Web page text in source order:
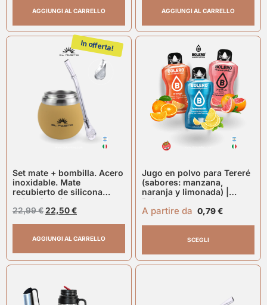
AGGIUNGI AL CARRELLO AGGIUNGI AL CARRELLO
In offerta!
Set mate + bombilla. Acero
inoxidable. Mate
recubierto de silicona
color: Caqui
22,99€22,50€
AGGIUNGI AL CARRELLO
Jugo en polvo para Tereré
(sabores: manzana,
naranja y limonada) |
Bolero
A partire da 0,79€
SCEGLI